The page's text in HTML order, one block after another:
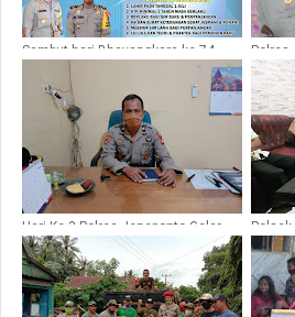
Sambut hari Bhayangkara ke-74,
Polres Jeneponto Bagikan Sim
Gratis
Polres
Beras
Hari Ke-3 Polres Jeneponto Gelar
Verifikasi Secara Online
Penerimaan Terpadu Calon Anggota
Polri 2020
Desa